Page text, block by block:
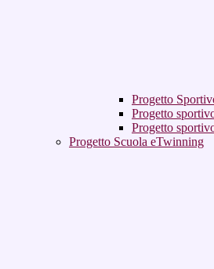
Progetto
Progetto
Progetto
Progetto Scuola eTwinning